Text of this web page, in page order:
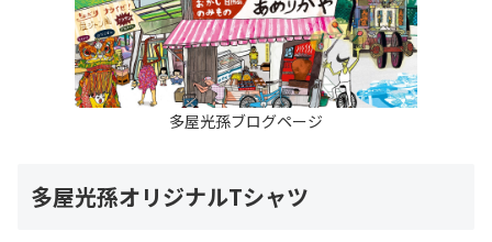
多屋光孫ブログページ
多屋光孫オリジナルTシャツ